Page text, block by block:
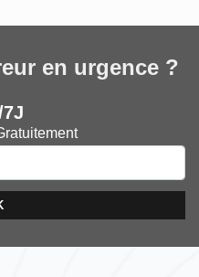
en urgence ?
7J